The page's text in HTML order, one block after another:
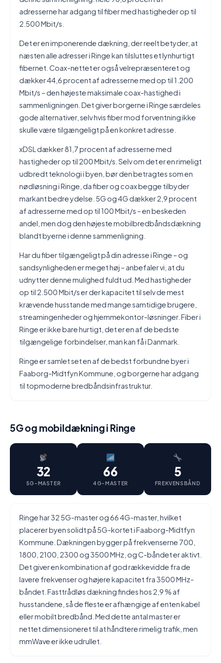
adresserne har adgang til fiber med hastigheder op til
2.500 Mbit/s.
Det er en imponerende dækning, der reelt betyder, at
næsten alle adresser i Ringe kan tilsluttes et lynhurtigt
fibernet. Coax-nettet er også velrepræsenteret og
dækker 44,6 procent af adresserne med op til 1.200
Mbit/s – den højeste maksimale coax-hastighed i
sammenligningen. Det giver borgerne i Ringe særdeles
gode alternativer, selv hvis fiber mod forventning ikke
skulle være tilgængeligt på en konkret adresse.
xDSL dækker 81,7 procent af adresserne med
hastigheder op til 200 Mbit/s. Selv om det er en rimeligt
udbredt teknologi i byen, bør den betragtes som en
nødløsning i Ringe, da fiber og coax begge tilbyder
markant bedre ydelse. 5G og 4G dækker 2,9 procent
af adresserne med op til 100 Mbit/s – en beskeden
andel, men dog den højeste mobilbredbåndsdækning
blandt byerne i denne sammenligning.
Har du fiber tilgængeligt på din adresse i Ringe – og
sandsynligheden er meget høj – anbefaler vi, at du
udnytter denne mulighed fuldt ud. Med hastigheder
op til 2.500 Mbit/s er der kapacitet til selv de mest
krævende husstande med mange samtidige brugere,
streamingenheder og hjemmekontor-løsninger. Fiber i
Ringe er ikke bare hurtigt, det er en af de bedste
tilgængelige forbindelser, man kan få i Danmark.
Ringe er samlet set en af de bedst forbundne byer i
Faaborg-Midtfyn Kommune, og borgerne har adgang
til topmoderne bredbåndsinfrastruktur.
5G og mobildækning i Ringe
32
5G-MASTER
66
4G-MASTER
5
FREKVENSBÅND
Ringe har 32 5G-master og 66 4G-master, hvilket
placerer byen solidt på 5G-kortet i Faaborg-Midtfyn
Kommune. Dækningen bygger på frekvenserne 700,
1800, 2100, 2300 og 3500 MHz, og C-båndet er aktivt.
Det giver en kombination af god rækkevidde fra de
lavere frekvenser og højere kapacitet fra 3500 MHz-
båndet. Fasttrådløs dækning findes hos 2,9 % af
husstandene, så de fleste er afhængige af enten kabel
eller mobilt bredbånd. Med dette antal master er
nettet dimensioneret til at håndtere rimelig trafik, men
mmWave er ikke udrullet.